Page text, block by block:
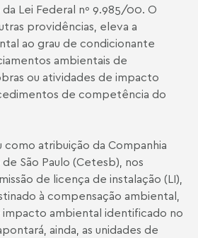
Lei Federal nº 9.985/00. O
providências, eleva a
ao grau de condicionante
ambientais de
ou atividades de impacto
de competência do
atribuição da Companhia
São Paulo (Cetesb), nos
de licença de instalação (LI),
à compensação ambiental,
impacto ambiental identificado no
ainda, as unidades de